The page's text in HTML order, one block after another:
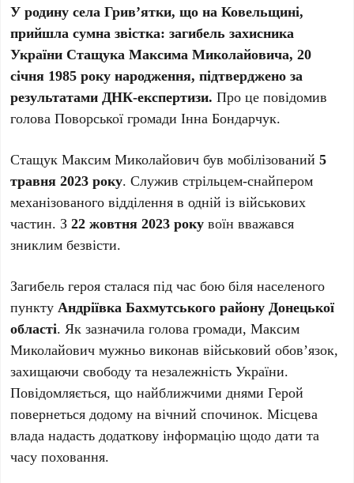
У родину села Грив’ятки, що на Ковельщині,
прийшла сумна звістка: загибель захисника
України Стащука Максима Миколайовича, 20
січня 1985 року народження, підтверджено за
результатами ДНК-експертизи. Про це повідомив
голова Поворської громади Інна Бондарчук.
Стащук Максим Миколайович був мобілізований5
травня 2023 року. Служив стрільцем-снайпером
механізованого відділення в одній із військових
частин. З22 жовтня 2023 року воїн вважався
зниклим безвісти.
Загибель героя сталася під час бою біля населеного
пунктуАндріївка Бахмутського району Донецької
області. Як зазначила голова громади, Максим
Миколайович мужньо виконав військовий обов’язок,
захищаючи свободу та незалежність України.
Повідомляється, що найближчими днями Герой
повернеться додому на вічний спочинок. Місцева
влада надасть додаткову інформацію щодо дати та
часу поховання.